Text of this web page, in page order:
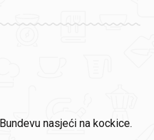
nasjeći na kockice.